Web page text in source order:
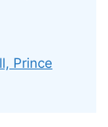
Prince